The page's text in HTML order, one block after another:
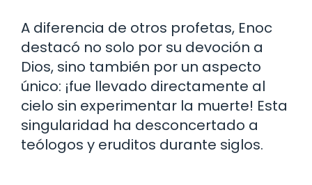
A diferencia de otros profetas, Enoc
destacó no solo por su devoción a
Dios, sino también por un aspecto
único: ¡fue llevado directamente al
cielo sin experimentar la muerte! Esta
singularidad ha desconcertado a
teólogos y eruditos durante siglos.